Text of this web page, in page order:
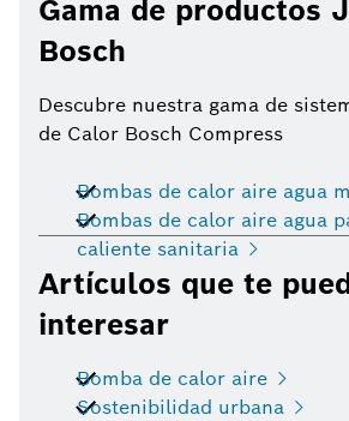
Gama de productos
Bosch
Descubre nuestra gama de
de Calor Bosch Compress
Bombas de calor aire agua
Bombas de calor aire agua
caliente sanitaria
Artículos que te
interesar
Bomba de calor aire
Sostenibilidad urbana